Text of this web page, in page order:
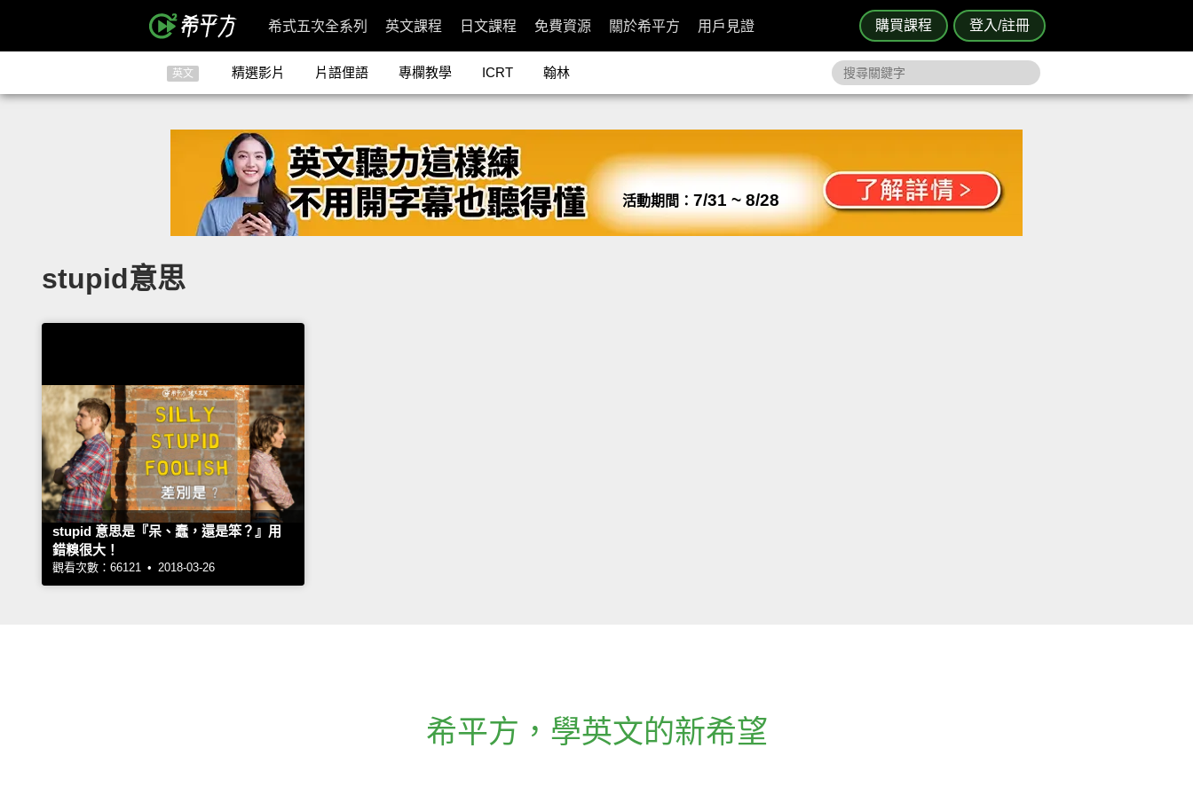
購買課程 登入/註冊
希式五次全系列 英文課程 日文課程 免費資源 關於希平方 用戶見證
英文 精選影片 片語俚語 專欄教學 ICRT 翰林
活動期間： 7/31 ~ 8/28
stupid意思
stupid 意思是『呆、蠢，還是笨？』用
錯糗很大！
觀看次數：66121 • 2018-03-26
希平方 ， 學英文的新希望